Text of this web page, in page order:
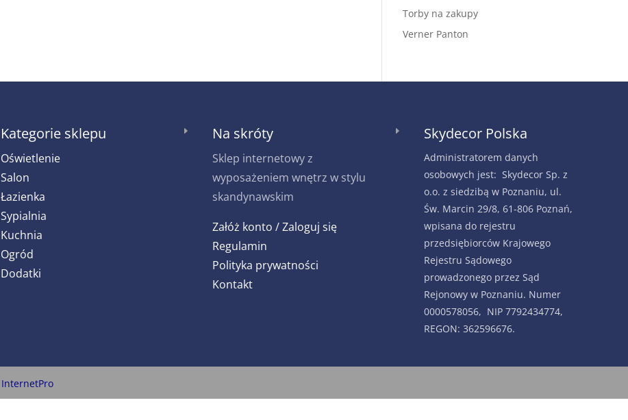
Torby na zakupy
Verner Panton
Kategorie sklepu
Oświetlenie
Salon
Łazienka
Sypialnia
Kuchnia
Ogród
Dodatki
E Na skróty
Sklep internetowy z
wyposażeniem wnętrz w stylu
skandynawskim
Załóż konto / Zaloguj się
Regulamin
Polityka prywatności
Kontakt
E Skydecor Polska
Administratorem danych
osobowych jest: Skydecor Sp. z
o.o. z siedzibą w Poznaniu, ul.
Św. Marcin 29/8, 61-806 Poznań,
wpisana do rejestru
przedsiębiorców Krajowego
Rejestru Sądowego
prowadzonego przez Sąd
Rejonowy w Poznaniu. Numer
0000578056, NIP 7792434774,
REGON: 362596676.
InternetPro